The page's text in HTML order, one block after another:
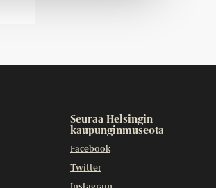
Seuraa Helsingin
kaupunginmuseota
Facebook
Twitter